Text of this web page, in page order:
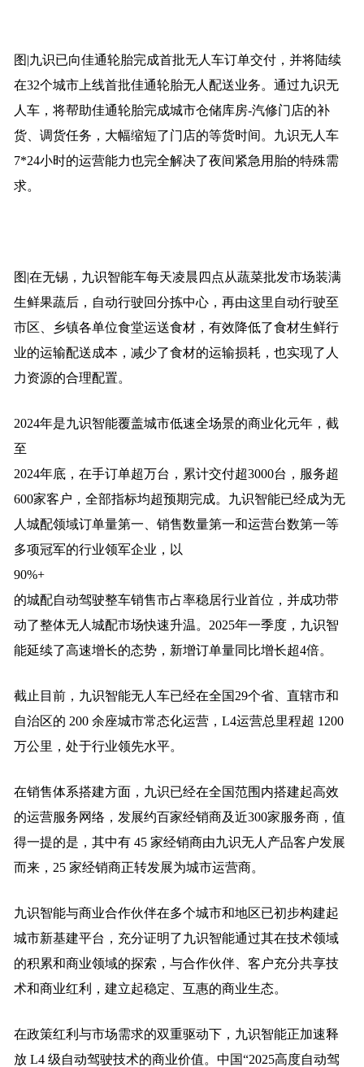
图|九识已向佳通轮胎完成首批无人车订单交付，并将陆续
在32个城市上线首批佳通轮胎无人配送业务。通过九识无
人车，将帮助佳通轮胎完成城市仓储库房-汽修门店的补
货、调货任务，大幅缩短了门店的等货时间。九识无人车
7*24小时的运营能力也完全解决了夜间紧急用胎的特殊需
求。
图|在无锡，九识智能车每天凌晨四点从蔬菜批发市场装满
生鲜果蔬后，自动行驶回分拣中心，再由这里自动行驶至
市区、乡镇各单位食堂运送食材，有效降低了食材生鲜行
业的运输配送成本，减少了食材的运输损耗，也实现了人
力资源的合理配置。
2024年是九识智能覆盖城市低速全场景的商业化元年，截
至
2024年底，在手订单超万台，累计交付超3000台，服务超
600家客户，全部指标均超预期完成。九识智能已经成为无
人城配领域订单量第一、销售数量第一和运营台数第一等
多项冠军的行业领军企业，以
90%+
的城配自动驾驶整车销售市占率稳居行业首位，并成功带
动了整体无人城配市场快速升温。2025年一季度，九识智
能延续了高速增长的态势，新增订单量同比增长超4倍。
截止目前，九识智能无人车已经在全国29个省、直辖市和
自治区的 200 余座城市常态化运营，L4运营总里程超 1200
万公里，处于行业领先水平。
在销售体系搭建方面，九识已经在全国范围内搭建起高效
的运营服务网络，发展约百家经销商及近300家服务商，值
得一提的是，其中有 45 家经销商由九识无人产品客户发展
而来，25 家经销商正转发展为城市运营商。
九识智能与商业合作伙伴在多个城市和地区已初步构建起
城市新基建平台，充分证明了九识智能通过其在技术领域
的积累和商业领域的探索，与合作伙伴、客户充分共享技
术和商业红利，建立起稳定、互惠的商业生态。
在政策红利与市场需求的双重驱动下，九识智能正加速释
放 L4 级自动驾驶技术的商业价值。中国“2025高度自动驾